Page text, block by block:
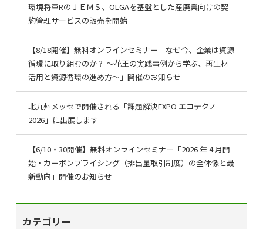
環境将軍RのＪＥＭＳ、OLGAを基盤とした産廃業向けの契
約管理サービスの販売を開始
【8/18開催】無料オンラインセミナー「なぜ今、企業は資源
循環に取り組むのか？ ～花王の実践事例から学ぶ、再生材
活用と資源循環の進め方～」開催のお知らせ
北九州メッセで開催される「課題解決EXPO エコテクノ
2026」に出展します
【6/10・30開催】無料オンラインセミナー「2026 年 4 月開
始・カーボンプライシング（排出量取引制度）の全体像と最
新動向」開催のお知らせ
カテゴリー